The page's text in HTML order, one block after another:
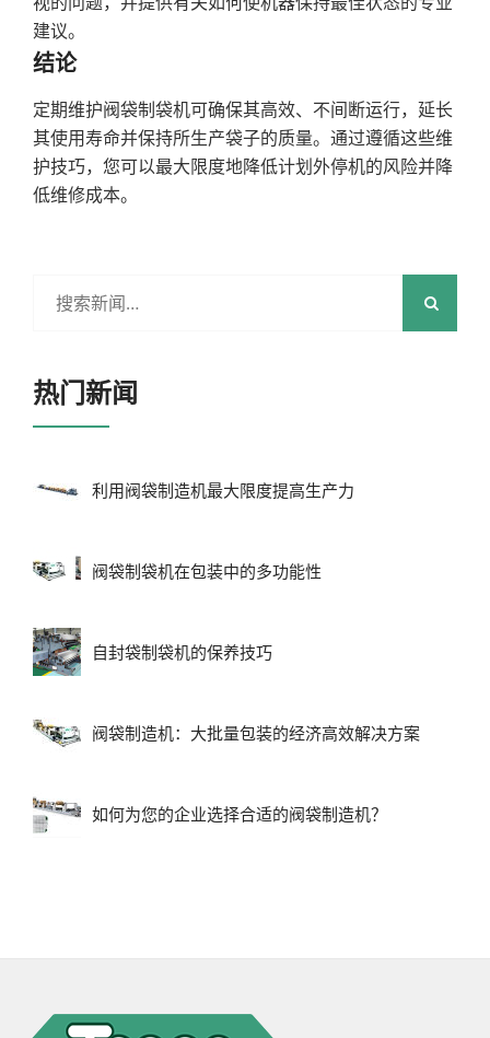
建议。
结论
定期维护阀袋制袋机可确保其高效、不间断运行，延长
其使用寿命并保持所生产袋子的质量。通过遵循这些维
护技巧，您可以最大限度地降低计划外停机的风险并降
低维修成本。
热门新闻
利用阀袋制造机最大限度提高生产力
阀袋制袋机在包装中的多功能性
自封袋制袋机的保养技巧
阀袋制造机：大批量包装的经济高效解决方案
如何为您的企业选择合适的阀袋制造机？